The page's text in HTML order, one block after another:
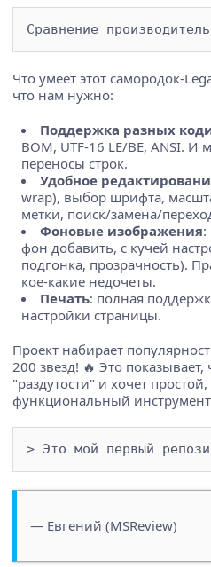
Что умеет этот самородок-
что нам нужно:
Поддержка разных
BOM, UTF-16 LE/BE, ANSI.
переносы строк.
Удобное
wrap), выбор шрифта,
метки, поиск/замена/
Фоновые изображения:
фон добавить, с кучей
подгонка, прозрачность).
кое-какие недочеты.
Печать: полная
настройки страницы.
Проект набирает
200 звезд! 🔥 Это показывает,
"раздутости" и хочет
функциональный
— Евгений (MSReview)